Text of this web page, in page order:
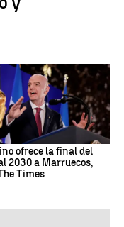
ofrece la final del
2030 a Marruecos,
Times